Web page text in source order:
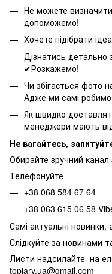
Не можете
допоможемо!
Хочете підібрати
Дізнатись детально
✔Розкажемо!
Чи збігається фото
Адже ми самі робимо
Як швидко
менеджери мають
Не вагайтесь,
Обирайте зручний канал
Телефонуйте
+38 068 584 67 64
+38 063 615 06 58
Самі актуальні новинки,
Слідкуйте за новинами
Листи надсилайте на
topiary.ua@gmail.com